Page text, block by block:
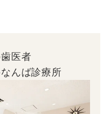
医者
んば診療所